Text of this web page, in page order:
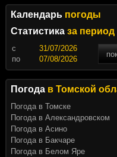
Календарь погоды
Статистика за период
c
по
Погода в Томской
Погода в Томске
Погода в Александровском
Погода в Асино
Погода в Бакчаре
Погода в Белом Яре